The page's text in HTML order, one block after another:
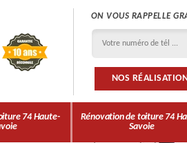
ON VOUS RAPPELLE
NOS
74 Haute-
Rénovation de toiture 74
Savoie